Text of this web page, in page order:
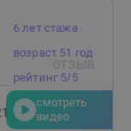
6 лет стажа
возраст 51 год
рейтинг 5/5
смотреть
видео
клиентам